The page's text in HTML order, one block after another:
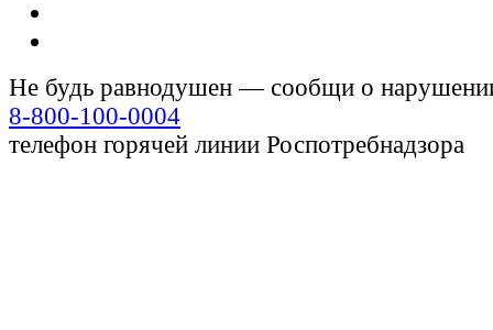
Не будь равнодушен — сообщи о
8-800-100-0004
телефон горячей линии Роспотребнадзора